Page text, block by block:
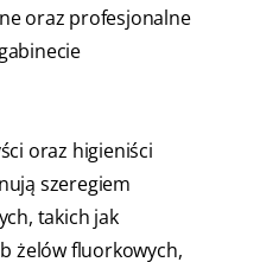
oraz profesjonalne
oraz higieniści
szeregiem
takich jak
żelów fluorkowych,